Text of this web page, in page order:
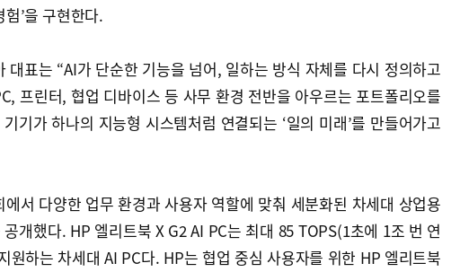
험’을 구현한다.
대표는 “AI가 단순한 기능을 넘어, 일하는 방식 자체를 다시 정의하고
프린터, 협업 디바이스 등 사무 환경 전반을 아우르는 포트폴리오를
기가 하나의 지능형 시스템처럼 연결되는 ‘일의 미래’를 만들어가고
서 다양한 업무 환경과 사용자 역할에 맞춰 세분화된 차세대 상업용
개했다. HP 엘리트북 X G2 AI PC는 최대 85 TOPS(1초에 1조 번 연
원하는 차세대 AI PC다. HP는 협업 중심 사용자를 위한 HP 엘리트북